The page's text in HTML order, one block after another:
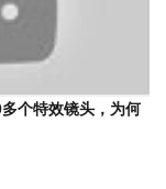
个特效镜头，为何